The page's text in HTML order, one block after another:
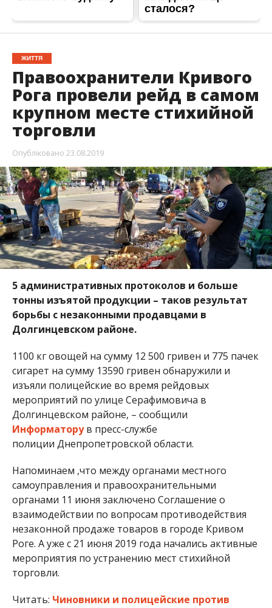
ЖИТТЯ
Правоохранители Кривого
Рога провели рейд в самом
крупном месте стихийной
торговли
Опубліковано 23.08.2019
5 административных протоколов и больше
тонны изъятой продукции – таков результат
борьбы с незаконными продавцами в
Долгинцевском районе.
1100 кг овощей на сумму 12 500 гривен и 775 пачек
сигарет на сумму 13590 гривен обнаружили и
изъяли полицейские во время рейдовых
мероприятий по улице Серафимовича в
Долгинцевском районе, – сообщили
Информаторув пресс-службе
полиции Днепропетровской области.
Напоминаем ,что между органами местного
самоуправления и правоохранительными
органами 11 июня заключено Соглашение о
взаимодействии по вопросам противодействия
незаконной продаже товаров в городе Кривом
Роге. А уже с 21 июня 2019 года начались активные
мероприятия по устранению мест стихийной
торговли.
Читать: Чиновники и полицейские против